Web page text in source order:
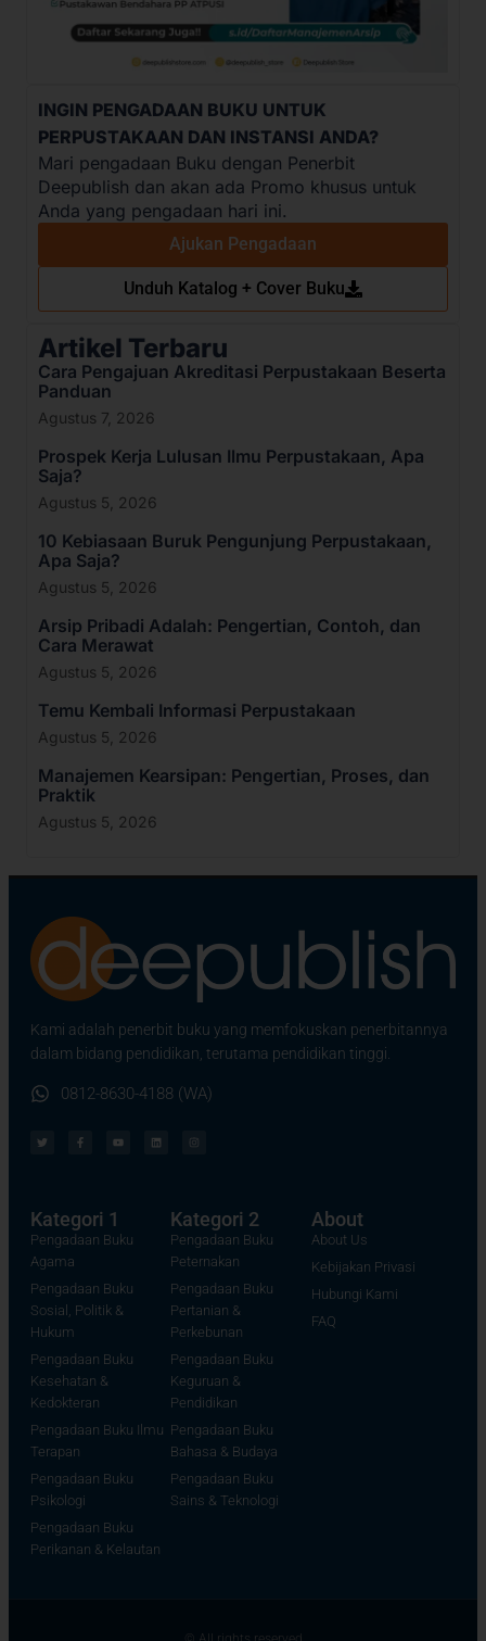
INGIN PENGADAAN BUKU UNTUK
PERPUSTAKAAN DAN INSTANSI ANDA?
Mari pengadaan Buku dengan Penerbit
Deepublish dan akan ada Promo khusus untuk
Anda yang pengadaan hari ini.
Ajukan Pengadaan
Unduh Katalog + Cover Buku
Artikel Terbaru
Cara Pengajuan Akreditasi Perpustakaan Beserta
Panduan
Agustus 7, 2026
Prospek Kerja Lulusan Ilmu Perpustakaan, Apa
Saja?
Agustus 5, 2026
10 Kebiasaan Buruk Pengunjung Perpustakaan,
Apa Saja?
Agustus 5, 2026
Arsip Pribadi Adalah: Pengertian, Contoh, dan
Cara Merawat
Agustus 5, 2026
Temu Kembali Informasi Perpustakaan
Agustus 5, 2026
Manajemen Kearsipan: Pengertian, Proses, dan
Praktik
Agustus 5, 2026
Kami adalah penerbit buku yang memfokuskan penerbitannya
dalam bidang pendidikan, terutama pendidikan tinggi.
0812-8630-4188 (WA)
Kategori 1
Pengadaan Buku
Agama
Pengadaan Buku
Sosial, Politik &
Hukum
Pengadaan Buku
Kesehatan &
Kedokteran
Pengadaan Buku Ilmu
Terapan
Pengadaan Buku
Psikologi
Pengadaan Buku
Perikanan & Kelautan
Kategori 2
Pengadaan Buku
Peternakan
Pengadaan Buku
Pertanian &
Perkebunan
Pengadaan Buku
Keguruan &
Pendidikan
Pengadaan Buku
Bahasa & Budaya
Pengadaan Buku
Sains & Teknologi
About
About Us
Kebijakan Privasi
Hubungi Kami
FAQ